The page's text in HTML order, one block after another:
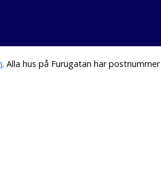
. Alla hus på Furugatan har postnummer